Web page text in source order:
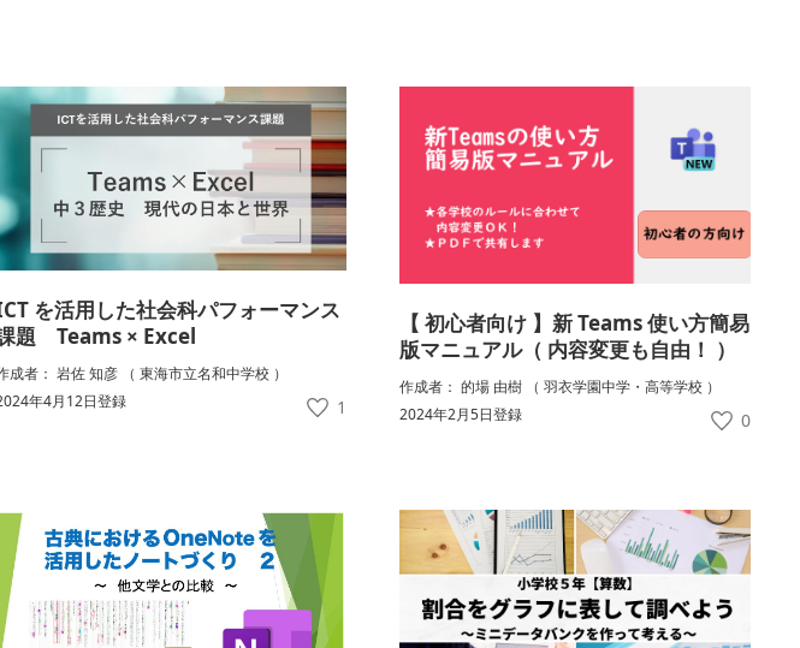
を活用した社会科パフォーマンス
題 Teams × Excel
成者： 岩佐 知彦 （ 東海市立名和中学校 ）
年4月12日登録
1
【 初心者向け 】新 Teams 使い方簡易
版マニュアル（ 内容変更も自由！ ）
作成者： 的場 由樹 （ 羽衣学園中学・高等学校 ）
2024年2月5日登録
0